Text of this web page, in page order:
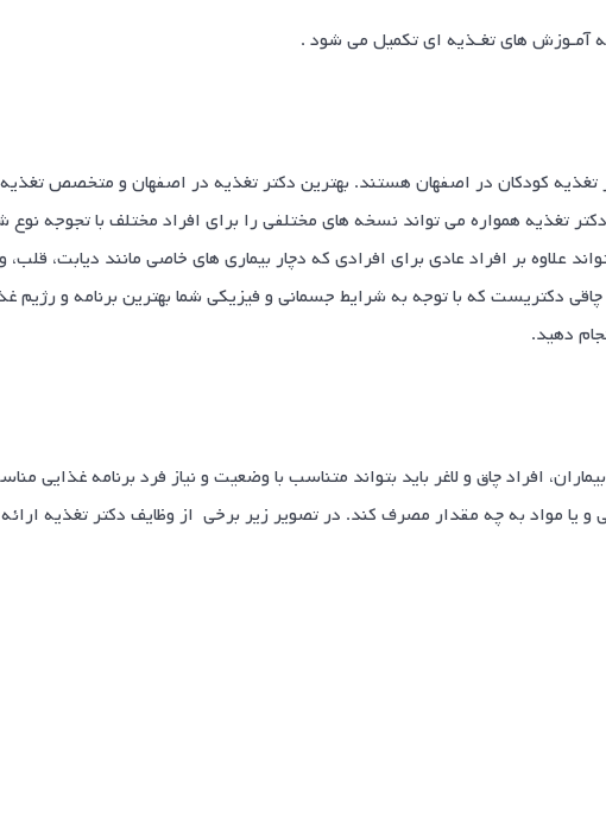
آمـوزش های تغـذیه ای تکمیل می شود .
کودکان در اصفهان هستند. بهترین دکتر تغذیه در اصفهان و متخصص
تغذیه همواره می تواند نسخه های مختلفی را برای افراد مختلف با تجوجه نوع
علاوه بر افراد عادی برای افرادی که دچار بیماری های خاصی مانند دیابت، قلب،
چاقی دکتریست که با توجه به شرایط جسمانی و فیزیکی شما بهترین برنامه و رژیم
دهید.
افراد چاق و لاغر باید بتواند متناسب با وضعیت و نیاز فرد برنامه
یا مواد به چه مقدار مصرف کند. در تصویر زیر برخی از وظایف دکتر تغذیه